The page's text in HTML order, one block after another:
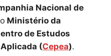
Nacional de
Ministério da
de Estudos
(Cepea).